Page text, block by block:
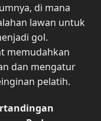
di mana
lawan untuk
gol.
memudahkan
dan mengatur
pelatih.